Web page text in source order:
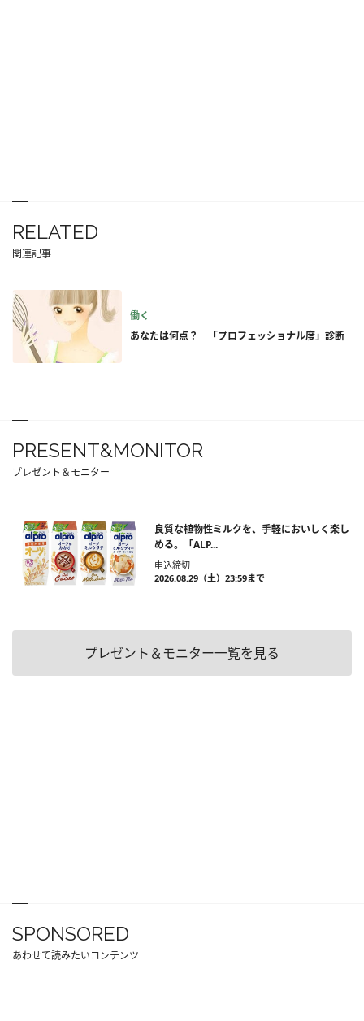
RELATED
関連記事
働く
あなたは何点？ 「プロフェッショナル度」診断
PRESENT&MONITOR
プレゼント＆モニター
良質な植物性ミルクを、手軽においしく楽し
める。「ALP...
申込締切
2026.08.29（土）23:59まで
プレゼント＆モニター一覧を見る
SPONSORED
あわせて読みたいコンテンツ